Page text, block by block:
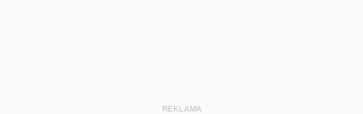
REKLAMA